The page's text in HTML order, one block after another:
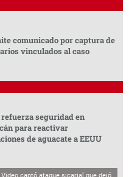
comunicado por captura de
vinculados al caso
seguridad en
para reactivar
de aguacate a EEUU
Video captó ataque sicarial que dejó